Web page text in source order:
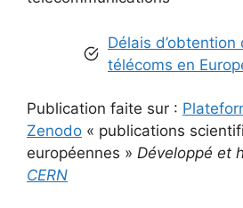
Délais
télécoms en
Publication faite sur :
Zenodo « publications
européennes » Développé et
CERN